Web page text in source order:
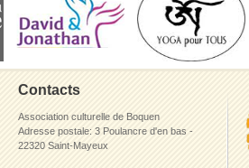
Contacts
Association culturelle de Boquen
Adresse postale: 3 Poulancre d'en bas -
22320 Saint-Mayeux